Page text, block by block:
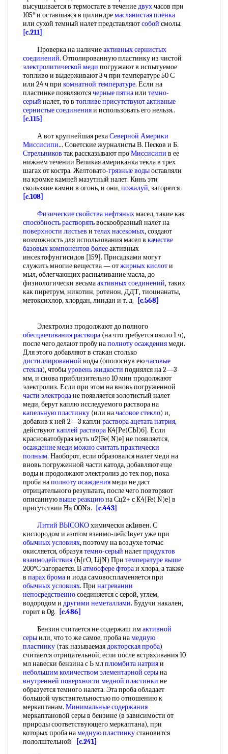
высушивается в термостате в течениедвухчасов при
105° и оставшаяся в цилиндремаслянистая пленка
или сухой темный налет представляютсобой смолы.
[c.211]
Проверка на наличиеактивных сернистых
соединений. Отполированную пластинку из чистой
электролитической меди погружают в испытуемое
топливо и выдерживают 3 ч при температуре 50 С
или 24 ч при комнатной температуре. Если на
пластинке появляютсячерные пятнаили темно-
серый налет, то в топливе присутствуютактивные
сернистые соединенияи использовать его нельзя..
[c.115]
А вот крупнейшая рекаСеверной Америки
Миссисипи... Советские журналисты В. Песков и Б.
Стрельников так рассказывают проМиссисипи в ее
нижнем течении Великая американка текла в трех
шагах от костра. Желтовато-грязные водыоставляли
на кромке камней мазутный налет. Кинь эти
скользкие камни в огонь, и они,пожалуй, загорятся .
[c.108]
Физические свойства нефтяныхмасел, такие как
способность растворятьвоскообразный налет на
поверхности листьев и телах насекомых, создают
возможность для использования масел в качестве
базовыхкомпонентов болееактивных
инсектофунгисидов [159]. Присадками могут
служить многие вещества — отжирных кислоти
мыл, облегчающих расныливание масла, до
физиологически весьмаактивных соединений, таких
как пиретрум, никотин, ротенон, ДДТ, тиоцианаты,
метоксихлор, хлордан, линдан и т. д.
[c.568]
Электролиз продолжают до полного
обесцвечивания раствора (на что требуется около 1 ч),
после чего делают пробу наполноту осаждениямеди.
Для этого добавляют в стакан столько
дистиллированной воды (ополоснув еючасовые
стекла), чтобыуровень жидкости поднялся на 2—3
мм, и снова приблизительно 10 мин продолжают
электролиз. Если при этом на вновь погруженной
части электродане появляется золотистый налет
меди, берут каплю исследуемого раствора на
капельную пластинку (или начасовое стекло) и,
добавив к ней 2—3 капли раствора ацетата натрия,
действуюткаплей раствораК4[Ре(СЫ)б]. Если
красноватобурая муть u2[Fe( N)e] не появляется,
осаждение меди можно считатьпрактически
полным. Наоборот, если образовался налет меди на
вновь погруженной части катода, добавляют еще
воды и продолжают электролиз до тех пор, пока
проба наполноту осаждениямеди не даст
отрицательного результата, после чего повторяют
описаннуювыше реакциюна Сц2+ с K4[Fe( N)e] в
присутствии Ha OONa.
[c.443]
Литий ВЫСОКОхимически ак1ивен. С
кислородом и азотом взаимо-лейс1вует уже при
обычных условиях, поэтому на воздухе тотчас
окисляется, образуятемно-серый налетпродуктов
взаимодействия (Ь[гО, LijN) При температуре выше
200°С загорается. Ватмосфере фтораи хлора, а также
в парах бромаи иода самовоспламеняется при
обычных условиях. При нагревании
непосредственносоединяется с серой, углем,
водородом и другими неметаллами. Будучи накален,
горит в Og.
[c.486]
Бензин считается не содержаш имактивной
серыили, что то же самое, проба намедную
пластинку (так называемаядокторская проба)
считается отрицательной, если после встряхивания 10
мл навески бензина с Ь млплюмбита натрияи
небольшим количествомэлементарной серына
внутренней поверхности медной пластинки не
образуется темного налета. Эта проба обладает
большой чувствительностью по отношению к
меркаптанам. Минимальные содержания
меркаптановой серы в бензине (в зависимости от
природы соответствующего меркаптана), при
которых проба намедную пластинкустановится
пололштельной
[c.241]